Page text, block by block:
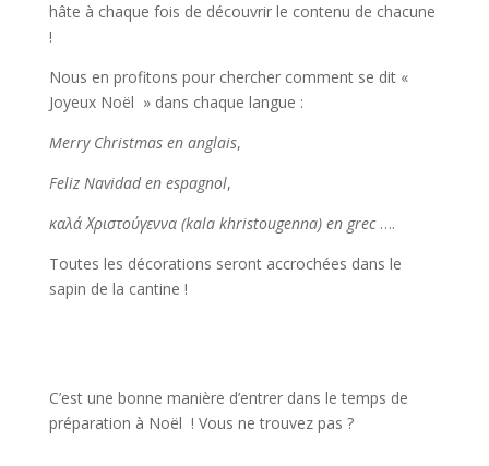
hâte à chaque fois de découvrir le contenu de chacune
!
Nous en profitons pour chercher comment se dit «
Joyeux Noël » dans chaque langue :
Merry Christmas en anglais,
Feliz Navidad en espagnol,
καλά Χριστούγεννα (kala khristougenna) en grec….
Toutes les décorations seront accrochées dans le
sapin de la cantine !
C’est une bonne manière d’entrer dans le temps de
préparation à Noël ! Vous ne trouvez pas ?